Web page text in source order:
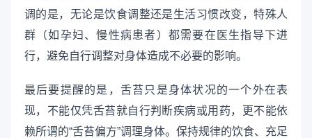
调的是，无论是饮食调整还是生活习惯改变，特殊人
群（如孕妇、慢性病患者）都需要在医生指导下进
行，避免自行调整对身体造成不必要的影响。
最后要提醒的是，舌苔只是身体状况的一个外在表
现，不能仅凭舌苔就自行判断疾病或用药，更不能依
赖所谓的“舌苔偏方”调理身体。保持规律的饮食、充足